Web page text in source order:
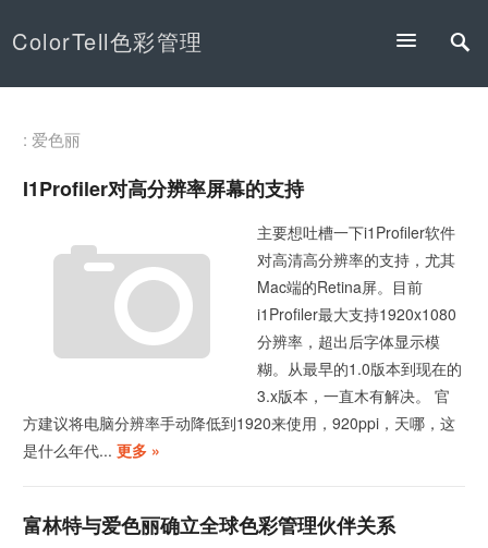
ColorTell色彩管理
: 爱色丽
I1Profiler对高分辨率屏幕的支持
主要想吐槽一下i1Profiler软件
对高清高分辨率的支持，尤其
Mac端的Retina屏。目前
i1Profiler最大支持1920x1080
分辨率，超出后字体显示模
糊。从最早的1.0版本到现在的
3.x版本，一直木有解决。 官
方建议将电脑分辨率手动降低到1920来使用，920ppi，天哪，这
是什么年代...更多 »
富林特与爱色丽确立全球色彩管理伙伴关系